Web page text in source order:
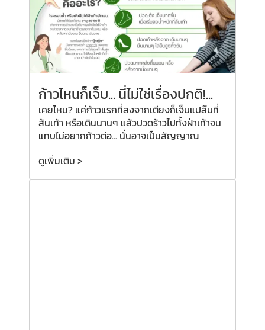
ก้าวไหนก็เจ็บ... นี่ไม่ใช่เรื่องปกติ!...
เคยไหม? แค่ก้าวแรกที่ลงจากเตียงก็เจ็บแปล๊บที่
ส้นเท้า หรือเดินนานๆ แล้วปวดร้าวไปทั้งฝ่าเท้าจน
แทบไม่อยากก้าวต่อ... นั่นอาจเป็นสัญญาณ
ดูเพิ่มเติม >